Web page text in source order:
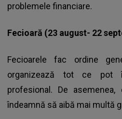
problemele financiare.
Fecioară (23 august- 22
Fecioarele fac ordine
organizează tot ce pot
profesional. De
îndeamnă să aibă mai multă